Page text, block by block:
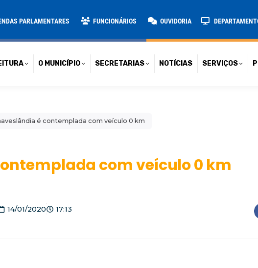
PARLAMENTARES FUNCIONÁRIOS OUVIDORIA
O MUNICÍPIO SECRETARIAS NOTÍCIAS SERVIÇOS
é contemplada com veículo 0 km
com veículo 0 km
14/01/2020 17:13